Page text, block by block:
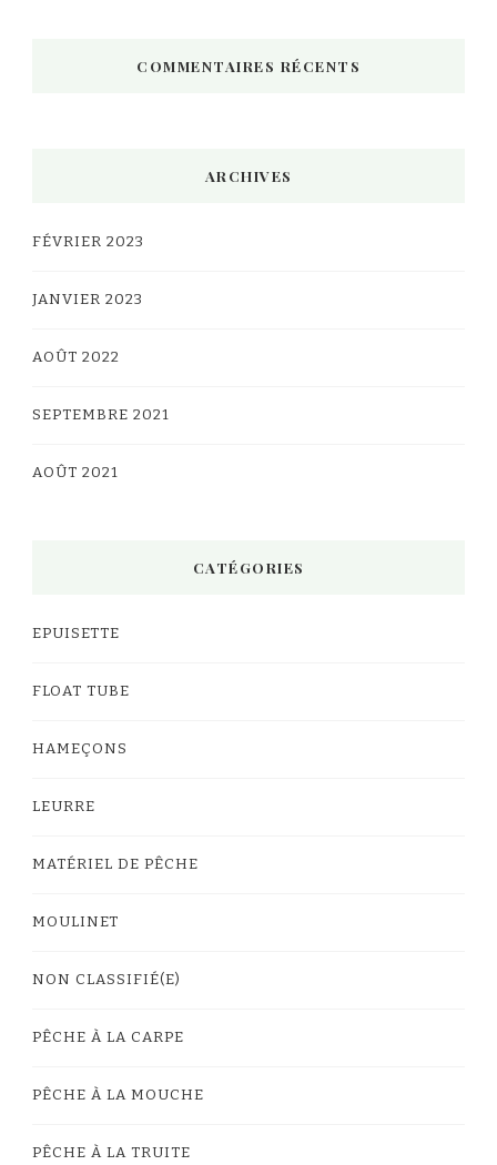
COMMENTAIRES RÉCENTS
ARCHIVES
FÉVRIER 2023
JANVIER 2023
AOÛT 2022
SEPTEMBRE 2021
AOÛT 2021
CATÉGORIES
EPUISETTE
FLOAT TUBE
HAMEÇONS
LEURRE
MATÉRIEL DE PÊCHE
MOULINET
NON CLASSIFIÉ(E)
PÊCHE À LA CARPE
PÊCHE À LA MOUCHE
PÊCHE À LA TRUITE